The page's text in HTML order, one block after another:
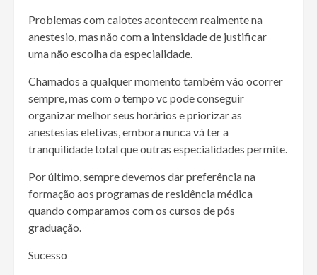
Problemas com calotes acontecem realmente na
anestesio, mas não com a intensidade de justificar
uma não escolha da especialidade.
Chamados a qualquer momento também vão ocorrer
sempre, mas com o tempo vc pode conseguir
organizar melhor seus horários e priorizar as
anestesias eletivas, embora nunca vá ter a
tranquilidade total que outras especialidades permite.
Por último, sempre devemos dar preferência na
formação aos programas de residência médica
quando comparamos com os cursos de pós
graduação.
Sucesso